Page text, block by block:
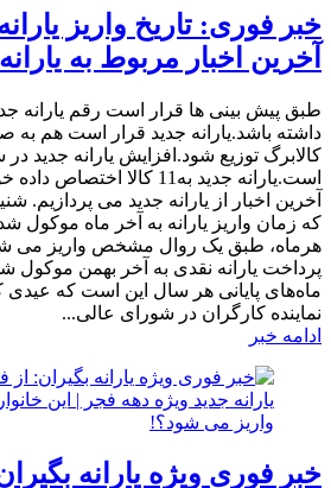
خبر فوری: تاریخ واریز
آخرین اخبار مربوط به
طبق پیش بینی ها قرار است رقم یارانه
داشته باشد.یارانه جدید قرار است هم
است.یارانه جدید به11 کالا
آخرین اخبار از یارانه جدید می پردازیم.
که زمان واریز یارانه به آخر ماه موکول
هرماه، طبق یک روال مشخص واریز می شد
پرداخت یارانه نقدی به آخر بهمن
ماه‌های پایانی هر سال این است که
نماینده کارگران در شورای عالی...
ادامه خبر
خبر فوری ویژه یارانه